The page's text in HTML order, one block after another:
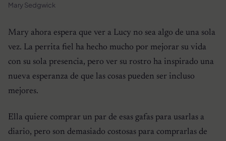
Mary Sedgwick
Mary ahora espera que ver a Lucy no sea algo de una sola
vez. La perrita fiel ha hecho mucho por mejorar su vida
con su sola presencia, pero ver su rostro ha inspirado una
nueva esperanza de que las cosas pueden ser incluso
mejores.
Ella quiere comprar un par de esas gafas para usarlas a
diario, pero son demasiado costosas para comprarlas de